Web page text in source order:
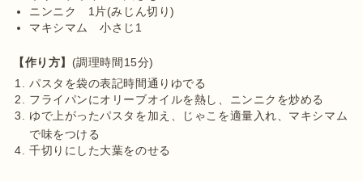
ニンニク　1片(みじん切り)
マキシマム　小さじ1
【作り方】
パスタを袋の表記時間通りゆでる
フライパンにオリーブオイルを熱し、ニンニクを炒める
ゆで上がったパスタを加え、じゃこを適量入れ、マキシマム
で味をつける
千切りにした大葉をのせる